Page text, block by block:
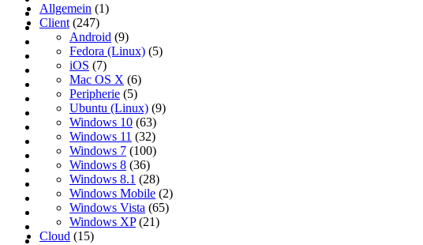
Allgemein (1)
Client (247)
Android (9)
Fedora (Linux) (5)
iOS (7)
Mac OS X (6)
Peripherie (5)
Ubuntu (Linux) (9)
Windows 10 (63)
Windows 11 (32)
Windows 7 (100)
Windows 8 (36)
Windows 8.1 (28)
Windows Mobile (2)
Windows Vista (65)
Windows XP(21)
Cloud (15)